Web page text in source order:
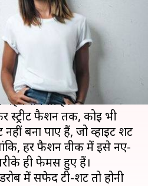
pm
शर्ट है तो आप उसे एक या दो
पहन सकती हैं।
स्ट्रीट फैशन तक, कोई भी
बना पाए हैं, जो व्हाइट शर्ट
हर फैशन वीक में इसे नए-
ही फेमस हुए हैं।
में सफेद टी-शर्ट तो होनी